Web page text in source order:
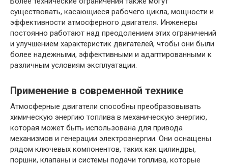
существовать, касающиеся рабочего цикла, мощности и
эффективности атмосферного двигателя. Инженеры
постоянно работают над преодолением этих ограничений
и улучшением характеристик двигателей, чтобы они были
более надежными, эффективными и адаптированными к
различным условиям эксплуатации.
Применение в современной технике
Атмосферные двигатели способны преобразовывать
химическую энергию топлива в механическую энергию,
которая может быть использована для привода
механизмов и генерации электроэнергии. Они оснащены
рядом ключевых компонентов, таких как цилиндры,
поршни, клапаны и системы подачи топлива, которые